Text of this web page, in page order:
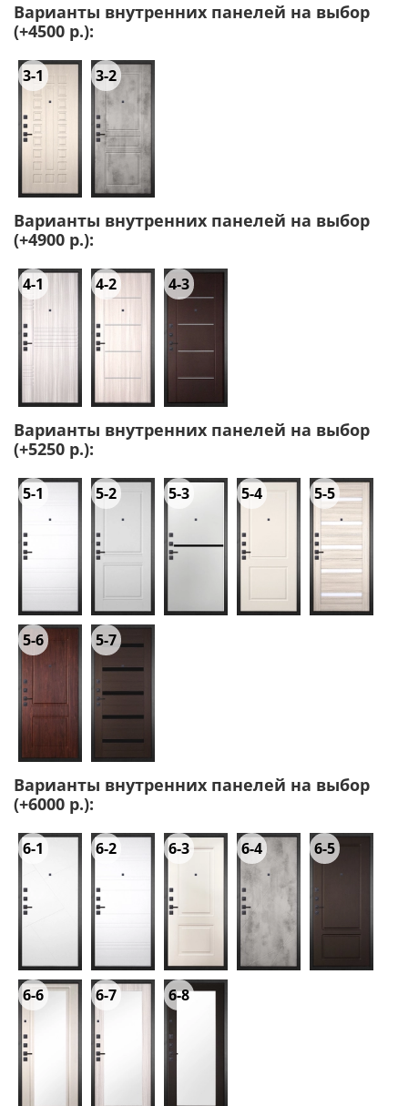
Варианты внутренних панелей на выбор
(+4500 р.):
3-1 3-2
Варианты внутренних панелей на выбор
(+4900 р.):
4-1 4-2 4-3
Варианты внутренних панелей на выбор
(+5250 р.):
5-1 5-2 5-3 5-4 5-5
5-6 5-7
Варианты внутренних панелей на выбор
(+6000 р.):
6-1 6-2 6-3 6-4 6-5
6-6 6-7 6-8